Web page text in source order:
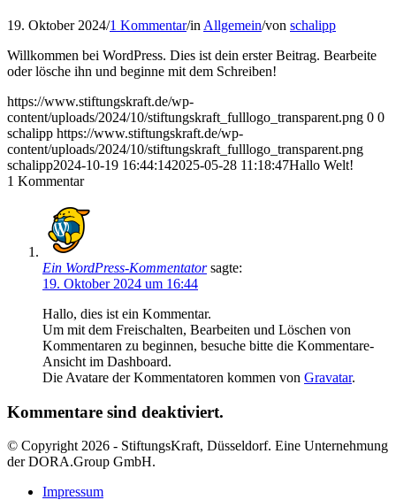
19. Oktober 2024/1 Kommentar/in Allgemein/von schalipp
Willkommen bei WordPress. Dies ist dein erster Beitrag. Bearbeite
oder lösche ihn und beginne mit dem Schreiben!
https://www.stiftungskraft.de/wp-
content/uploads/2024/10/stiftungskraft_fulllogo_transparent.png 0 0
schalipp https://www.stiftungskraft.de/wp-
content/uploads/2024/10/stiftungskraft_fulllogo_transparent.png
schalipp2024-10-19 16:44:142025-05-28 11:18:47Hallo Welt!
1 Kommentar
Ein WordPress-Kommentator sagte:
19. Oktober 2024 um 16:44
Hallo, dies ist ein Kommentar.
Um mit dem Freischalten, Bearbeiten und Löschen von
Kommentaren zu beginnen, besuche bitte die Kommentare-
Ansicht im Dashboard.
Die Avatare der Kommentatoren kommen von Gravatar.
Kommentare sind deaktiviert.
© Copyright 2026 - StiftungsKraft, Düsseldorf. Eine Unternehmung
der DORA.Group GmbH.
Impressum